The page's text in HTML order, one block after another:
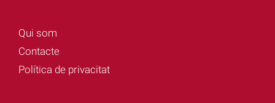
Qui som
Contacte
Política de privacitat